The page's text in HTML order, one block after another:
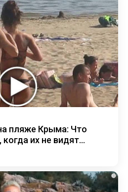
пляже Крыма: Что
их не видят...
i